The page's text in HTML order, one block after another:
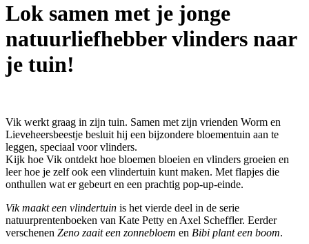
Lok samen met je jonge
natuurliefhebber vlinders naar
je tuin!
Vik werkt graag in zijn tuin. Samen met zijn vrienden Worm en
Lieveheersbeestje besluit hij een bijzondere bloementuin aan te
leggen, speciaal voor vlinders.
Kijk hoe Vik ontdekt hoe bloemen bloeien en vlinders groeien en
leer hoe je zelf ook een vlindertuin kunt maken. Met flapjes die
onthullen wat er gebeurt en een prachtig pop-up-einde.
Vik maakt een vlindertuin is het vierde deel in de serie
natuurprentenboeken van Kate Petty en Axel Scheffler. Eerder
verschenen Zeno zaait een zonnebloem en Bibi plant een boom.